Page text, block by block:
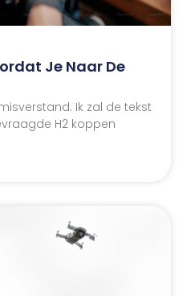
Je Naar De
Ik zal de tekst
H2 koppen